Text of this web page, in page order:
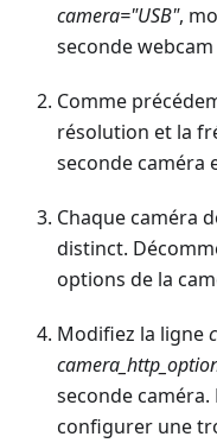
camera="USB",
seconde webcam
Comme
résolution et la
seconde caméra
Chaque caméra
distinct.
options de la
Modifiez la ligne
seconde caméra.
configurer une